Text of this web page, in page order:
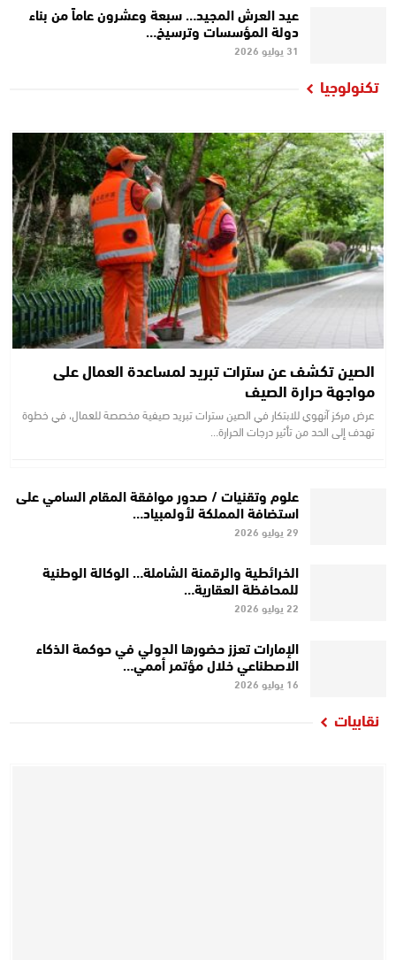
عيد العرش المجيد… سبعة وعشرون عاماً من بناء
دولة المؤسسات وترسيخ…
31 يوليو 2026
تكنولوجيا
الصين تكشف عن سترات تبريد لمساعدة العمال على
مواجهة حرارة الصيف
عرض مركز آنهوي للابتكار في الصين سترات تبريد صيفية مخصصة للعمال، في خطوة
تهدف إلى الحد من تأثير درجات الحرارة…
علوم وتقنيات / صدور موافقة المقام السامي على
استضافة المملكة لأولمبياد…
29 يوليو 2026
الخرائطية والرقمنة الشاملة… الوكالة الوطنية
للمحافظة العقارية…
22 يوليو 2026
الإمارات تعزز حضورها الدولي في حوكمة الذكاء
الاصطناعي خلال مؤتمر أممي…
16 يوليو 2026
نقابيات